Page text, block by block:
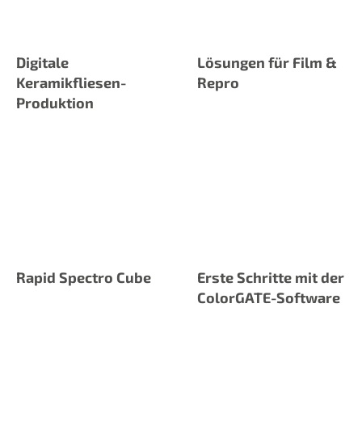
Digitale
Keramikfliesen-
Produktion
Lösungen für Film &
Repro
Rapid Spectro Cube
Erste Schritte mit der
ColorGATE-Software